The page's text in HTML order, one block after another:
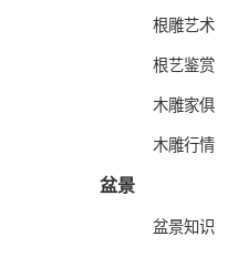
根雕艺术
根艺鉴赏
木雕家俱
木雕行情
盆景
盆景知识